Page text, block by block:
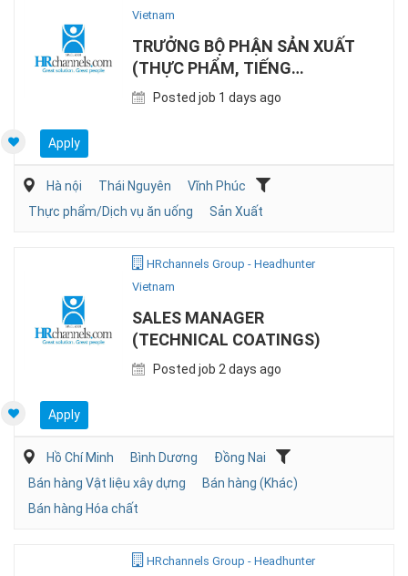
Vietnam
TRƯỞNG BỘ PHẬN SẢN XUẤT
(THỰC PHẨM, TIẾNG
ANH/NHẬT)
Posted job 1 days ago
Apply
Hà nội Thái Nguyên
Vĩnh Phúc
Thực phẩm/Dịch vụ ăn uống
Sản Xuất
HRchannels Group - Headhunter
Vietnam
SALES MANAGER
(TECHNICAL COATINGS)
Posted job 2 days ago
Apply
Hồ Chí Minh Bình Dương
Đồng Nai
Bán hàng Vật liệu xây dựng
Bán hàng (Khác)
Bán hàng Hóa chất
HRchannels Group - Headhunter